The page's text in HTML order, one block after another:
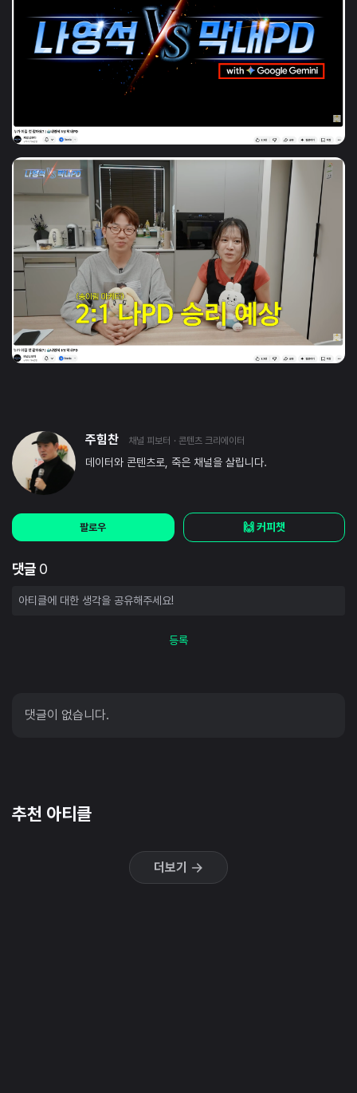
주힘찬 채널 피보터 · 콘텐츠 크리에이터
데이터와 콘텐츠로, 죽은 채널을 살립니다.
팔로우 🙌 커피챗
댓글 0
등록
댓글이 없습니다.
추천 아티클
더보기